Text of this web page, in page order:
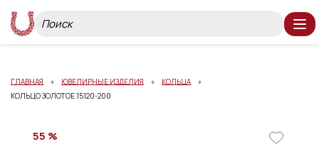
ГЛАВНАЯ ЮВЕЛИРНЫЕ ИЗДЕЛИЯ
КОЛЬЦА
КОЛЬЦО ЗОЛОТОЕ 15120-200
55 %